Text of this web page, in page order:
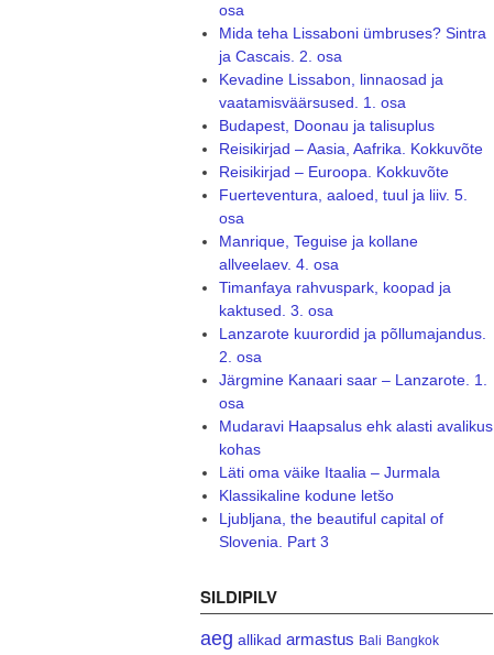
osa
Mida teha Lissaboni ümbruses? Sintra
ja Cascais. 2. osa
Kevadine Lissabon, linnaosad ja
vaatamisväärsused. 1. osa
Budapest, Doonau ja talisuplus
Reisikirjad – Aasia, Aafrika. Kokkuvõte
Reisikirjad – Euroopa. Kokkuvõte
Fuerteventura, aaloed, tuul ja liiv. 5.
osa
Manrique, Teguise ja kollane
allveelaev. 4. osa
Timanfaya rahvuspark, koopad ja
kaktused. 3. osa
Lanzarote kuurordid ja põllumajandus.
2. osa
Järgmine Kanaari saar – Lanzarote. 1.
osa
Mudaravi Haapsalus ehk alasti avalikus
kohas
Läti oma väike Itaalia – Jurmala
Klassikaline kodune letšo
Ljubljana, the beautiful capital of
Slovenia. Part 3
SILDIPILV
aeg allikad armastus Bali Bangkok